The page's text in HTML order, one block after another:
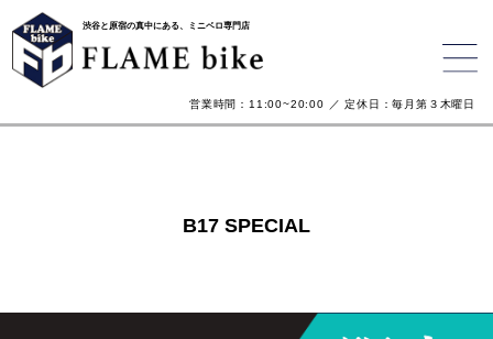
渋谷と原宿の真中にある、ミニベロ専門店
営業時間：11:00~20:00 ／ 定休日：毎月第３木曜日
B17 SPECIAL